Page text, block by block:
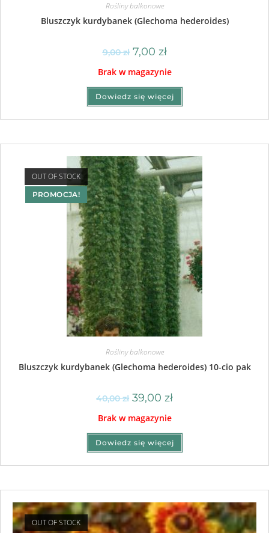
Rośliny balkonowe
Bluszczyk kurdybanek (Glechoma hederoides)
9,00zł 7,00 zł
Brak w magazynie
Dowiedz się więcej
OUT OF STOCK
PROMOCJA!
Rośliny balkonowe
Bluszczyk kurdybanek (Glechoma hederoides) 10-cio pak
40,00zł 39,00 zł
Brak w magazynie
Dowiedz się więcej
OUT OF STOCK